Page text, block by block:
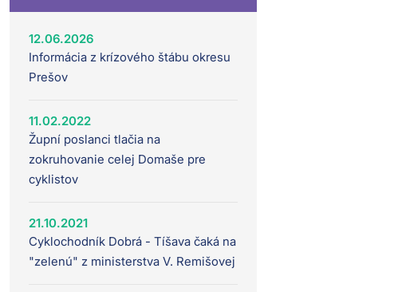
12.06.2026
Informácia z krízového štábu okresu
Prešov
11.02.2022
Župní poslanci tlačia na
zokruhovanie celej Domaše pre
cyklistov
21.10.2021
Cyklochodník Dobrá - Tíšava čaká na
"zelenú" z ministerstva V. Remišovej